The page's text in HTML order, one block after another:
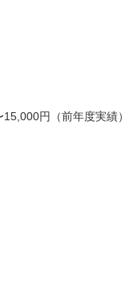
円（前年度実績）